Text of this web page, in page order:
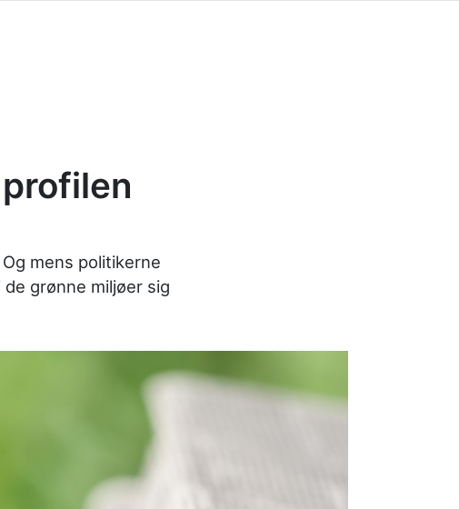
mens politikerne
grønne miljøer sig